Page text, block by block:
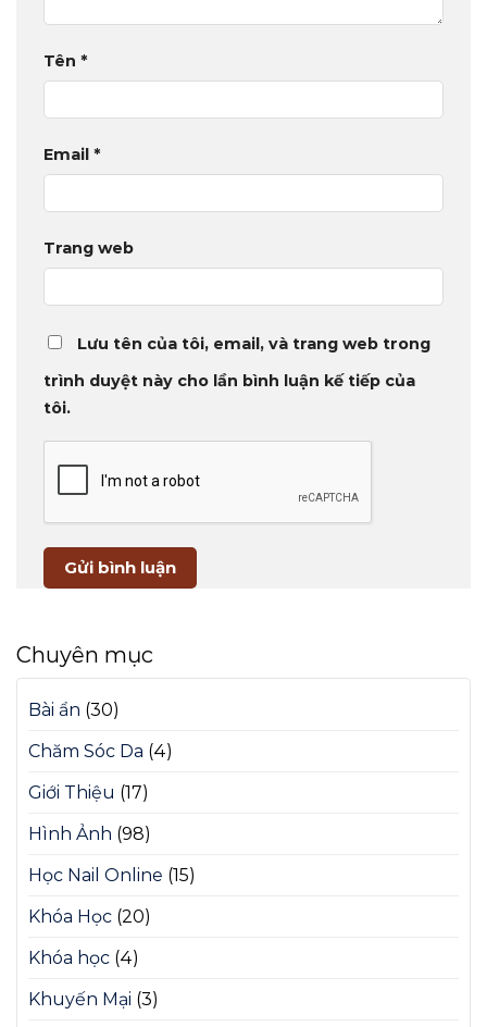
Tên *
Email *
Trang web
Lưu tên của tôi, email, và trang web trong
trình duyệt này cho lần bình luận kế tiếp của
tôi.
Chuyên mục
Bài ẩn (30)
Chăm Sóc Da (4)
Giới Thiệu (17)
Hình Ảnh (98)
Học Nail Online (15)
Khóa Học (20)
Khóa học (4)
Khuyến Mại (3)